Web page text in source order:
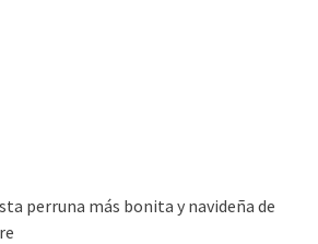
perruna más bonita y navideña de